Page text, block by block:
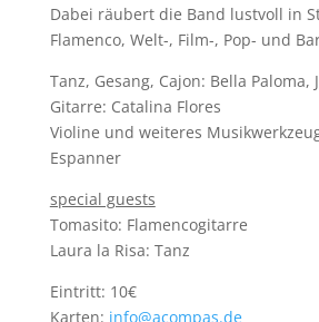
Dabei räubert die Band lustvoll in
Flamenco, Welt-, Film-, Pop- und
Tanz, Gesang, Cajon: Bella Paloma,
Gitarre: Catalina Flores
Violine und weiteres
Espanner
special guests
Tomasito: Flamencogitarre
Laura la Risa: Tanz
Eintritt: 10€
Karten: info@acompas.de